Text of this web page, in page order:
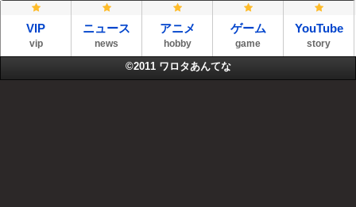
VIP
vip
ニュース
news
アニメ
hobby
ゲーム
game
YouTube
story
©2011 ワロタあんてな